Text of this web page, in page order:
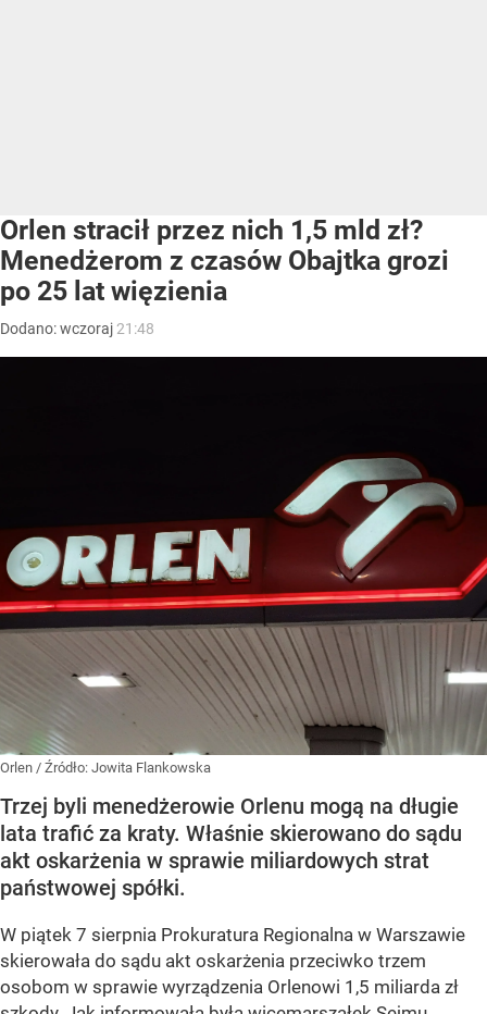
Orlen stracił przez nich 1,5 mld zł?
Menedżerom z czasów Obajtka grozi
po 25 lat więzienia
Dodano:wczoraj 21:48
Orlen / Źródło: Jowita Flankowska
Trzej byli menedżerowie Orlenu mogą na długie
lata trafić za kraty. Właśnie skierowano do sądu
akt oskarżenia w sprawie miliardowych strat
państwowej spółki.
W piątek 7 sierpnia Prokuratura Regionalna w Warszawie
skierowała do sądu akt oskarżenia przeciwko trzem
osobom w sprawie wyrządzenia Orlenowi 1,5 miliarda zł